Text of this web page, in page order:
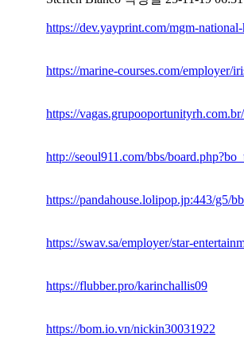
https://dev.yayprint.com/mgm-
https://marine-courses.com/employer/
https://
http://seoul911.com/bbs/
https://pandahouse.lolipop.jp:443/g5/
https://swav.sa/employer/star-
https://flubber.pro/karinchallis09
https://bom.io.vn/nickin30031922